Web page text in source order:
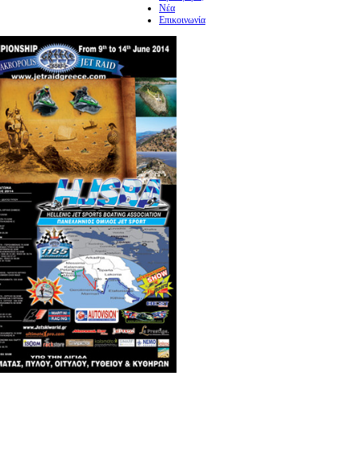
Νέα
Επικοινωνία